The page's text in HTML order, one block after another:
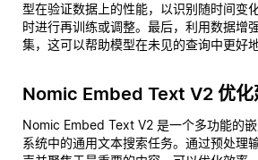
型在验证数据上的性能，以识别随时间变
时进行再训练或调整。最后，利用数据增
集，这可以帮助模型在未见的查询中更好
Nomic Embed Text V2 优化
Nomic Embed Text V2 是一个多功能的
系统中的通用文本搜索任务。通过预处理